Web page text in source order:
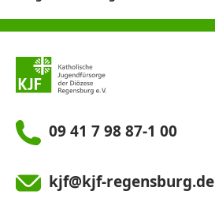
09 41 7 98 87-1 00
kjf@kjf-regensburg.de